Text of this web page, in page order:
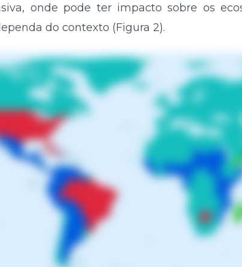
onde pode ter impacto sobre os
do contexto (Figura 2).